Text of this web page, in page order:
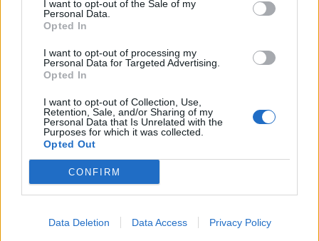
I want to opt-out of the Sale of my
Personal Data.
Opted In
I want to opt-out of processing my
Personal Data for Targeted Advertising.
Opted In
I want to opt-out of Collection, Use,
Retention, Sale, and/or Sharing of my
Personal Data that Is Unrelated with the
Purposes for which it was collected.
Opted Out
CONFIRM
Data Deletion Data Access Privacy Policy